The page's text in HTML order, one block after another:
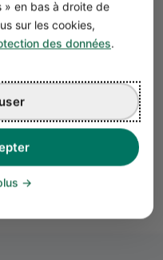
» en bas à droite de
sur les cookies,
des données.
de plomberie et de
généralement sa
moyen de la